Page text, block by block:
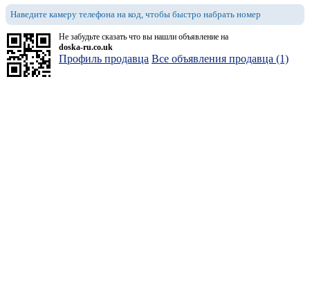
Наведите камеру телефона на код, чтобы быстро набрать номер
Не забудьте сказать что вы нашли объявление на
doska-ru.co.uk
Профиль продавца Все объявления продавца (1)